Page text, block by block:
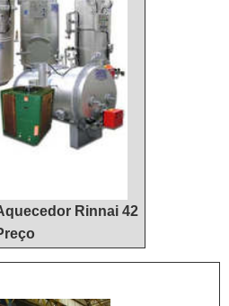
é importante buscar uma
e serviços com ótima
custo-benefício,
mas que mostram o
da empresa com seus
pela qual a Hidrohouse
segura quando se
ALGUNS
A MELHOR EMPRESA NO
É sempre a opção
Rinnai 42